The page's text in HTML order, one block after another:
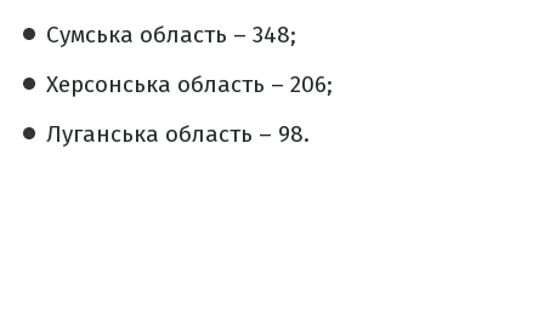
Сумська область – 348;
Херсонська область – 206;
Луганська область – 98.